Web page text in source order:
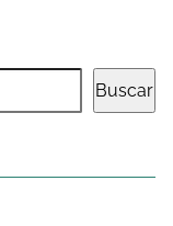
Buscar